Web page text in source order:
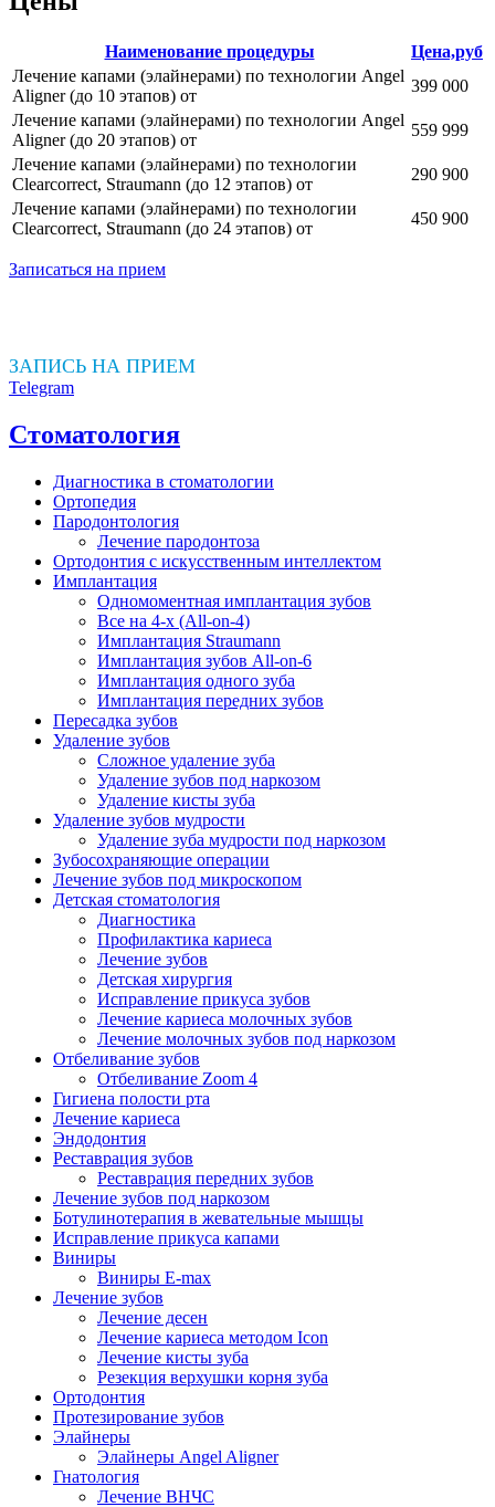
Наименование процедуры
Цена,руб
Лечение капами (элайнерами) по технологии Angel
Aligner (до 10 этапов) от
399 000
Лечение капами (элайнерами) по технологии Angel
Aligner (до 20 этапов) от
559 999
Лечение капами (элайнерами) по технологии
Clearcorrect, Straumann (до 12 этапов) от
290 900
Лечение капами (элайнерами) по технологии
Clearcorrect, Straumann (до 24 этапов) от
450 900
Записаться на прием
ЗАПИСЬ НА ПРИЕМ
Telegram
Стоматология
Диагностика в стоматологии
Ортопедия
Пародонтология
Лечение пародонтоза
Ортодонтия с искусственным интеллектом
Имплантация
Одномоментная имплантация зубов
Все на 4-х (All-on-4)
Имплантация Straumann
Имплантация зубов All-on-6
Имплантация одного зуба
Имплантация передних зубов
Пересадка зубов
Удаление зубов
Сложное удаление зуба
Удаление зубов под наркозом
Удаление кисты зуба
Удаление зубов мудрости
Удаление зуба мудрости под наркозом
Зубосохраняющие операции
Лечение зубов под микроскопом
Детская стоматология
Диагностика
Профилактика кариеса
Лечение зубов
Детская хирургия
Исправление прикуса зубов
Лечение кариеса молочных зубов
Лечение молочных зубов под наркозом
Отбеливание зубов
Отбеливание Zoom 4
Гигиена полости рта
Лечение кариеса
Эндодонтия
Реставрация зубов
Реставрация передних зубов
Лечение зубов под наркозом
Ботулинотерапия в жевательные мышцы
Исправление прикуса капами
Виниры
Виниры E-max
Лечение зубов
Лечение десен
Лечение кариеса методом Icon
Лечение кисты зуба
Резекция верхушки корня зуба
Ортодонтия
Протезирование зубов
Элайнеры
Элайнеры Angel Aligner
Гнатология
Лечение ВНЧС